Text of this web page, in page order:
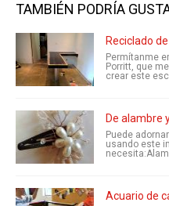
TAMBIÉN PODRÍA
Reciclado
Permítanme
Porritt, que
crear este
De alambre
Puede
usando este
Acuario de